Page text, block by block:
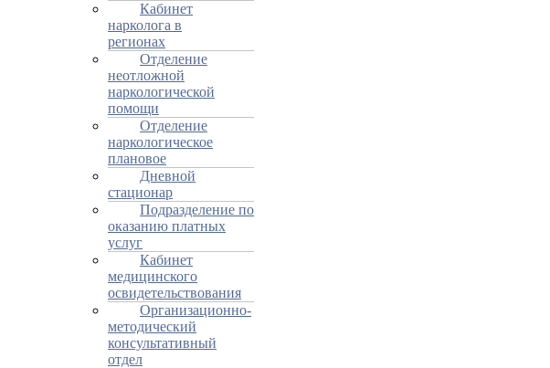
Кабинет
нарколога в
регионах
Отделение
неотложной
наркологической
помощи
Отделение
наркологическое
плановое
Дневной
стационар
Подразделение по
оказанию платных
услуг
Кабинет
медицинского
освидетельствования
Организационно-
методический
консультативный
отдел